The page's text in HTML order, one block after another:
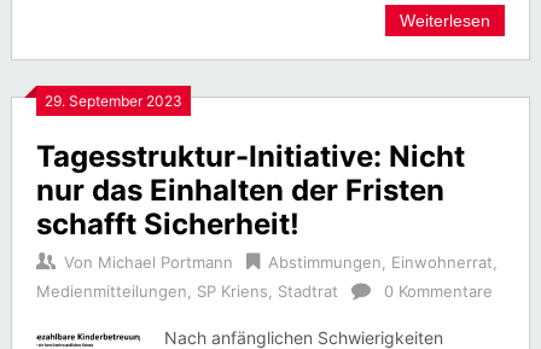
Weiterlesen
29. September 2023
Tagesstruktur-Initiative: Nicht
nur das Einhalten der Fristen
schafft Sicherheit!
Von Michael Portmann Abstimmungen Einwohnerrat
Medienmitteilungen
SP Kriens Stadtrat 0 Kommentare
Nach anfänglichen Schwierigkeiten